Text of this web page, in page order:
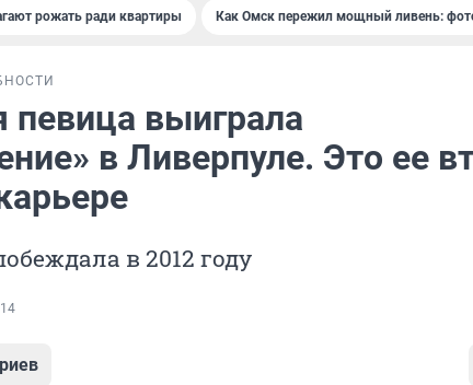
рожать ради квартиры Как Омск пережил мощный ливень:
выиграла
в Ливерпуле. Это ее
в 2012 году